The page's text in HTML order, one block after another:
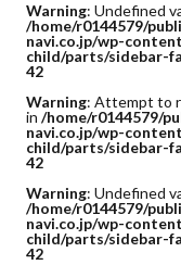
Warning: Undefined
/home/r0144579/
navi.co.jp/wp-
child/parts/sidebar-
42
Warning: Attempt to
in /home/r0144579/
navi.co.jp/wp-
child/parts/sidebar-
42
Warning: Undefined
/home/r0144579/
navi.co.jp/wp-
child/parts/sidebar-
42